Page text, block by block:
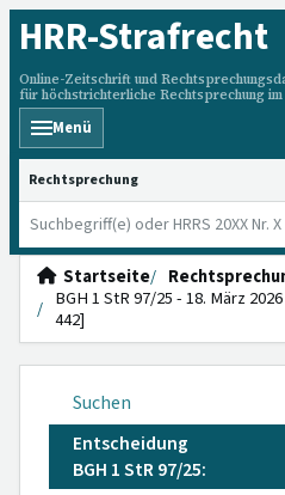
HRR-Strafrecht
Online-Zeitschrift und
für höchstrichterliche Rechtsprechung
Menü
HRRS durchsuchen
Startseite
BGH 1 StR 97/25 - 18. März
442]
Suchen
Entscheidung
BGH 1 StR 97/25: